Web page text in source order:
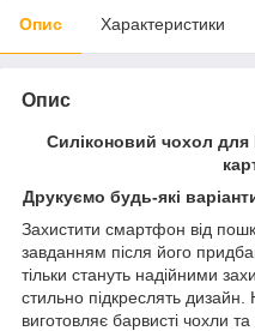
Опис Характеристики
Опис
Силіконовий чохол для
Друкуємо будь-які
Захистити смартфон від
завданням після його
тільки стануть надійними
стильно підкреслять
виготовляє барвисті чохли